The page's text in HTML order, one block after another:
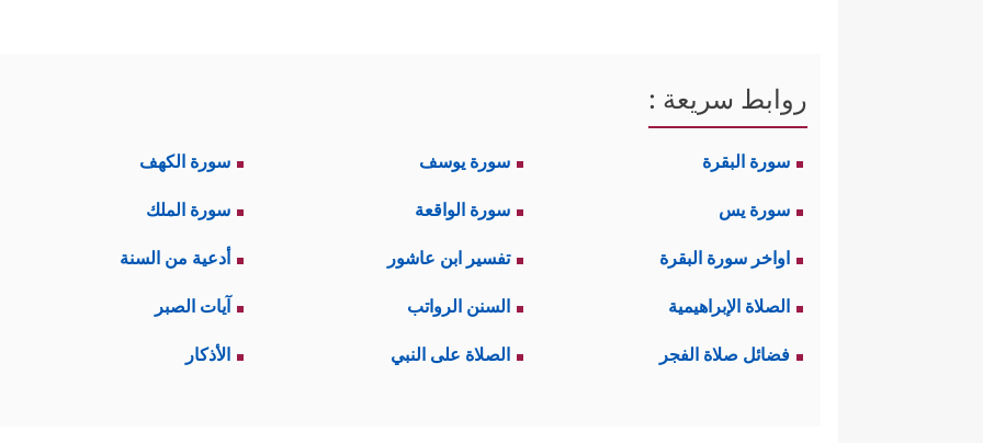
روابط سريعة :
سورة البقرة سورة يوسف سورة الكهف
سورة يس سورة الواقعة سورة الملك
اواخر سورة البقرة تفسير ابن عاشور أدعية من السنة
الصلاة الإبراهيمية السنن الرواتب آيات الصبر
فضائل صلاة الفجر الصلاة على النبي الأذكار